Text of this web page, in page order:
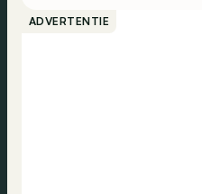
ADVERTENTIE